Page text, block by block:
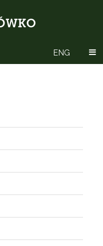
ENG